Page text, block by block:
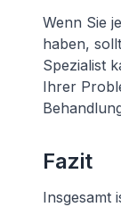
Wenn Sie
haben,
Spezialist
Ihrer
Fazit
Insgesamt